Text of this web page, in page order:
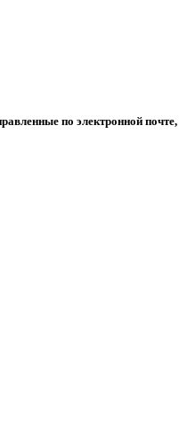
по электронной почте,